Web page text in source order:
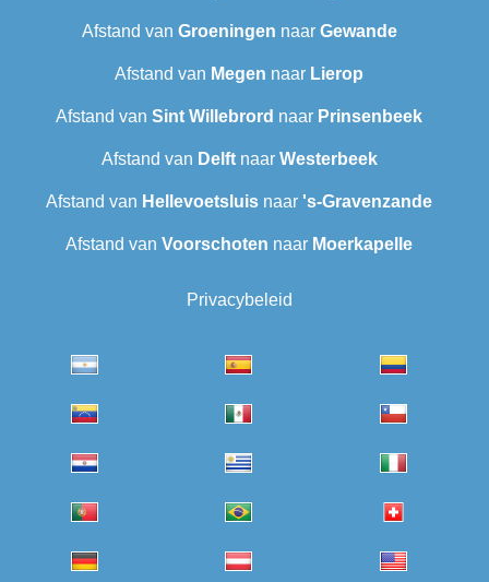
Afstand van Groeningen naar Gewande
Afstand van Megen naar Lierop
Afstand van Sint Willebrord naar Prinsenbeek
Afstand van Delftnaar Westerbeek
Afstand van Hellevoetsluis naar 's-Gravenzande
Afstand van Voorschoten naar Moerkapelle
Privacybeleid